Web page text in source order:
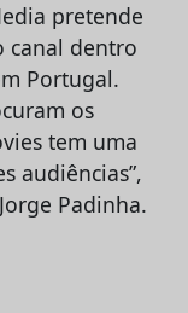
pretende
canal dentro
Portugal.
os
tem uma
audiências”,
Padinha.